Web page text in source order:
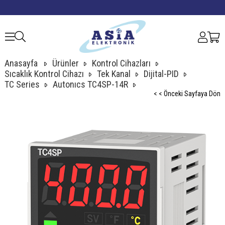
Anasayfa Ürünler
Kontrol Cihazları
Sıcaklık Kontrol Cihazı
Tek Kanal
Dijital-PID
TC Series
Autonıcs TC4SP-14R
< < Önceki Sayfaya Dön